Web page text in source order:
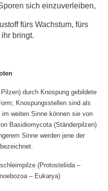
sich einzuverleiben,
fürs Wachstum, fürs
bringt.
durch Knospung gebildete
Knospungsstellen sind als
im weiten Sinne können sie von
Basidiomycota (Ständerpilzen)
Sinne werden jene der
(Protosteliida –
– Eukarya)